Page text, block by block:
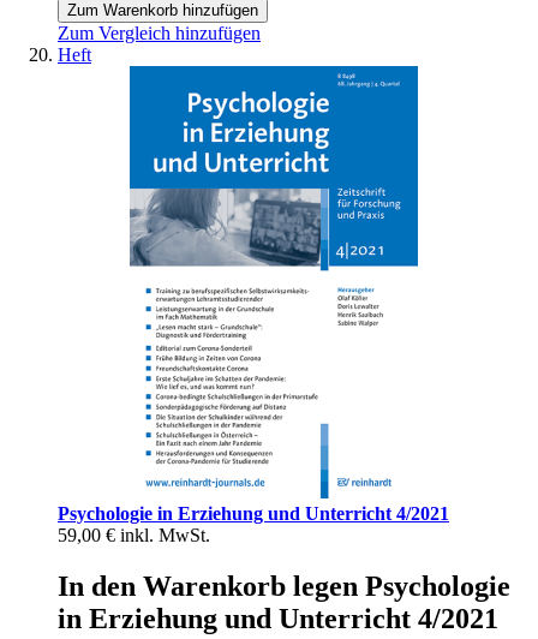
Zum Warenkorb hinzufügen
Zum Vergleich hinzufügen
Heft
Psychologie in Erziehung und Unterricht 4/2021
59,00 € inkl. MwSt.
In den Warenkorb legen Psychologie
in Erziehung und Unterricht 4/2021